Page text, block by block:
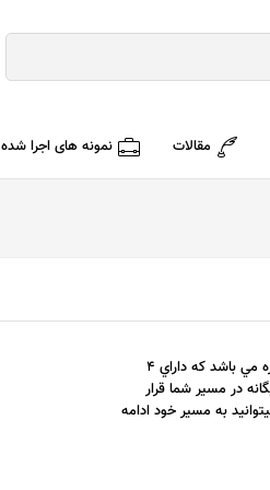
مقالات نمونه های اجرا شده